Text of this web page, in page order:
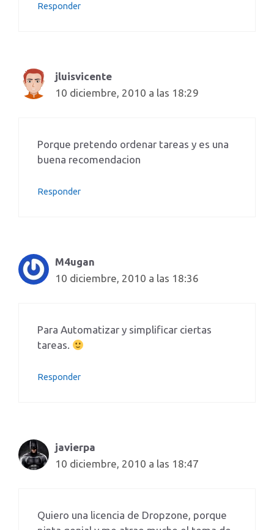
Responder
jluisvicente
10 diciembre, 2010 a las 18:29
Porque pretendo ordenar tareas y es una
buena recomendacion
Responder
M4ugan
10 diciembre, 2010 a las 18:36
Para Automatizar y simplificar ciertas
tareas.
Responder
javierpa
10 diciembre, 2010 a las 18:47
Quiero una licencia de Dropzone, porque